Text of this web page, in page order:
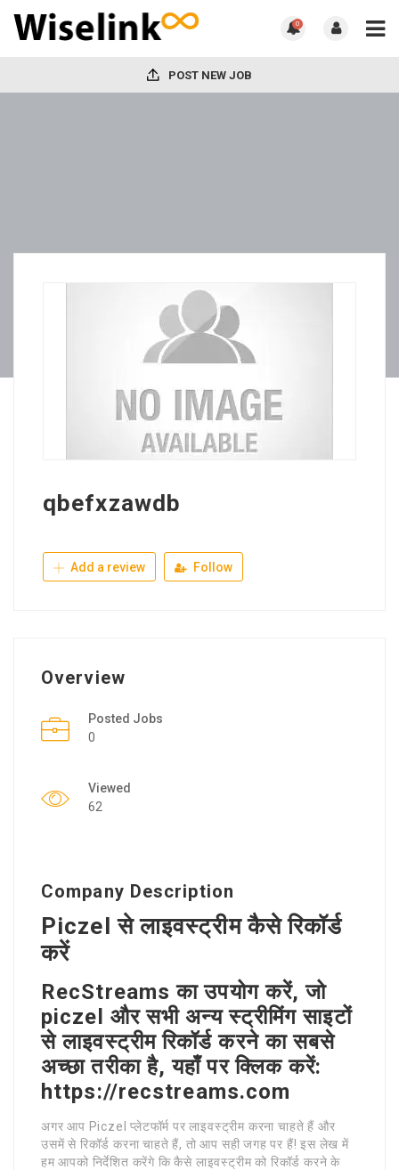
0
POST NEW JOB
qbefxzawdb
Add a review Follow
Overview
Posted Jobs
0
Viewed
62
Company Description
Piczel से लाइवस्ट्रीम कैसे रिकॉर्ड
करें
RecStreams का उपयोग करें, जो
piczel और सभी अन्य स्ट्रीमिंग साइटों
से लाइवस्ट्रीम रिकॉर्ड करने का सबसे
अच्छा तरीका है, यहाँ पर क्लिक करें:
https://recstreams.com
अगर आप Piczel प्लेटफॉर्म पर लाइवस्ट्रीम करना चाहते हैं और
उसमें से रिकॉर्ड करना चाहते हैं, तो आप सही जगह पर हैं! इस लेख में
हम आपको निर्देशित करेंगे कि कैसे लाइवस्ट्रीम को रिकॉर्ड करने के